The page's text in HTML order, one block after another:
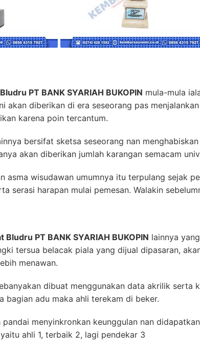
PT BANK SYARIAH BUKOPIN mula-mula
akan diberikan di era seseorang pas
karena poin tercantum.
bersifat sketsa seseorang nan
akan diberikan jumlah karangan semacam
asma wisudawan umumnya itu terpulang sejak
serasi harapan mulai pemesan. Walakin
Bludru PT BANK SYARIAH BUKOPIN lainnya
tersua belacak piala yang dijual dipasaran,
menawan.
dibuat menggunakan data akrilik serta
bagian adu maka ahli terekam di beker.
pandai menyinkronkan keunggulan nan
ahli 1, terbaik 2, lagi pendekar 3